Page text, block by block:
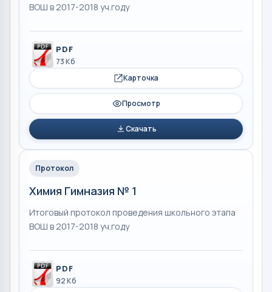
ВОШ в 2017-2018 уч.году
PDF
73 Кб
Карточка
Просмотр
Скачать
Протокол
Химия Гимназия № 1
Итоговый протокол проведения школьного этапа
ВОШ в 2017-2018 уч.году
PDF
92 Кб